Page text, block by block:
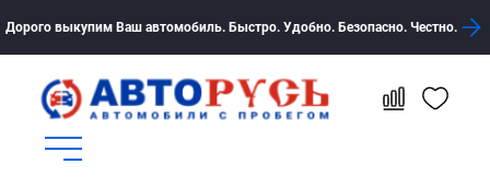
Дорого выкупим Ваш автомобиль. Быстро. Удобно. Безопасно. Честно.